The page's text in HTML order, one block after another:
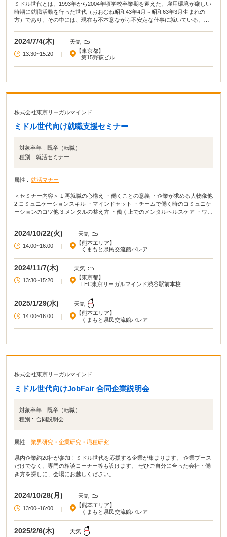
ミドル世代とは、1993年から2004年頃学校卒業期を迎えた、雇用環境が厳しい
時期に就職活動を行った世代（おおむね昭和43年4月～昭和63年3月生まれの
方）であり、その中には、現在も不本意ながら不安定な仕事に就いている、無
ミドル世代の方々の活躍の場を広げていくために、ミドル世代の方、事業主の
皆様、それぞれをサポートするような各種イベントを実施いたします。 お気軽
にご参加ください。
2024/7/4(木)
天気
13:30~15:20
|
【東京都】
第15野萩ビル
株式会社東京リーガルマインド
ミドル世代向け就職支援セミナー
対象卒年 : 既卒（転職）
種別 : 就活セミナー
属性 : 就活マナー
＜セミナー内容＞ 1.再就職の心構え ・働くことの意義 ・企業が求める人物像他
2.コミュニケーションスキル ・マインドセット ・チームで働く時のコミュニケ
ーションのコツ他 3.メンタルの整え方 ・働く上でのメンタルヘルスケア ・ワー
2024/10/22(火)
天気
14:00~16:00
|
【熊本エリア】
くまもと県民交流館パレア
2024/11/7(木)
天気
13:30~15:20
|
【東京都】
LEC東京リーガルマインド渋谷駅前本校
2025/1/29(水)
天気
14:00~16:00
|
【熊本エリア】
くまもと県民交流館パレア
株式会社東京リーガルマインド
ミドル世代向けJobFair 合同企業説明会
対象卒年 : 既卒（転職）
種別 : 合同説明会
属性 : 業界研究・企業研究・職種研究
県内企業約20社が参加！ミドル世代を応援する企業が集まります。 企業ブース
だけでなく、専門の相談コーナー等も設けます。 ぜひご自分に合った会社・働
き方を探しに、会場にお越しください。
2024/10/28(月)
天気
13:00~16:00
|
【熊本エリア】
くまもと県民交流館パレア
2025/2/6(木)
天気